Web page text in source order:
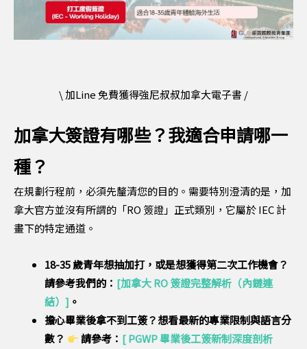
\ 加Line 免費獲得強尼叔叔加拿大電子書 /
加拿大簽證有哪些？我適合申請哪一
種？
在規劃行程前，必須先釐清您的目的。需要特別澄清的是，加
拿大官方並沒有所謂的「RO 簽證」正式類別，它屬於 IEC 計
畫下的特定通道。
18-35 歲青年想抽加打，或是想獲得第二次工作機會？
請參考我們的： [加拿大 RO 簽證完整解析（內鏈連
結）] 。
擔心畢業後拿不到工簽？想看最新的專業限制與語言分
數？
請參考： [ PGWP 畢業後工簽新制深度剖析